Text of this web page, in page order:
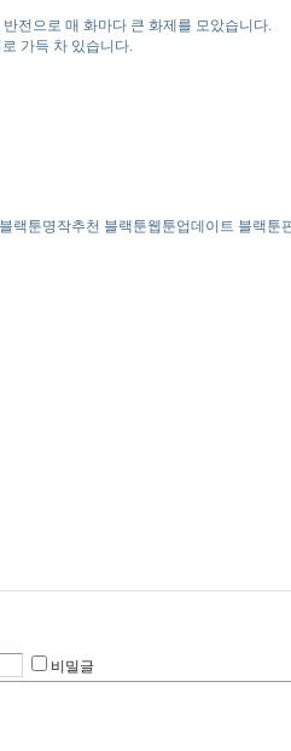
전으로 매 화마다 큰 화제를 모았습니다.
가득 차 있습니다.
툰명작추천 블랙툰웹툰업데이트 블랙
비밀글